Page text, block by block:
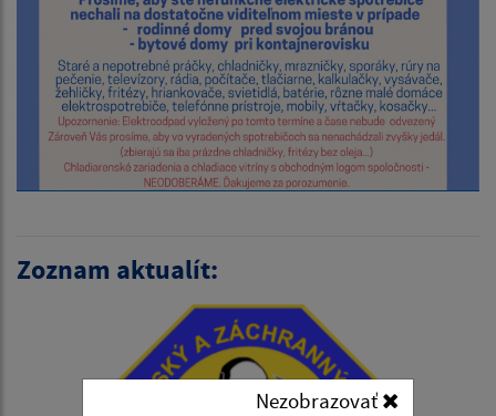
Zoznam aktualít:
Nezobrazovať